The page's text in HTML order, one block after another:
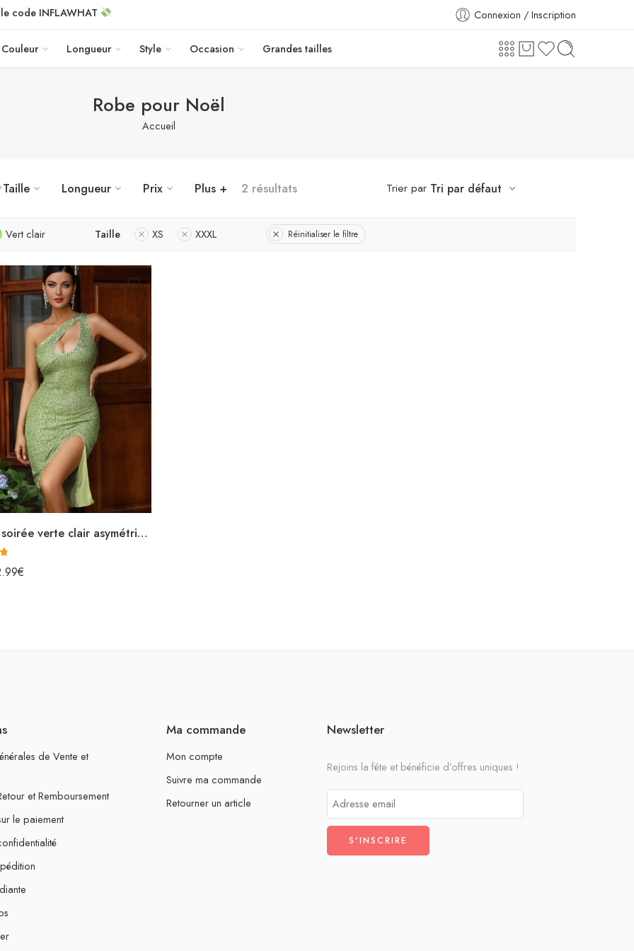
code INFLAWHAT Connexion / Inscription
Couleur Longueur Style Occasion Grandes tailles
Robe pour Noël
Accueil
Taille Longueur Prix Plus + 2 résultats Trier par Tri par défaut
Vert clair Taille XS XXXL Réinitialiser le filtre
Robe de soirée verte clair asymétrique courte à paillettes fendue avec découpe sans manches
€
de Vente et
et Remboursement
le paiement
Ma commande
Mon compte
Suivre ma commande
Retourner un article
Newsletter
Rejoins la fête et bénéficie d’offres uniques !